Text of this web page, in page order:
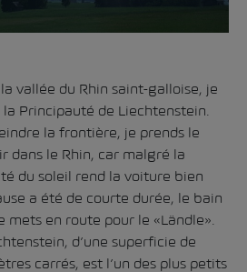
vallée du Rhin saint-galloise, je
Principauté de Liechtenstein.
la frontière, je prends le
dans le Rhin, car malgré la
du soleil rend la voiture bien
a été de courte durée, le bain
en route pour le «Ländle».
d’une superficie de
carrés, est l’un des plus petits